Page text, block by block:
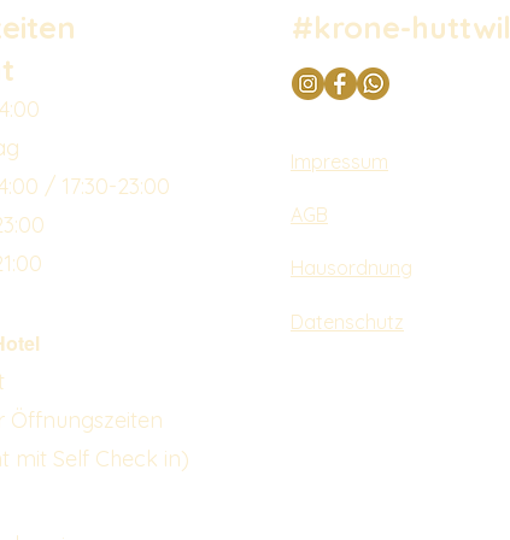
/ 17:30-23:00
Öffnungszeiten
mit Self Check in)
#krone-huttwil
Impressum
AGB
Hausordnung
Datenschutz